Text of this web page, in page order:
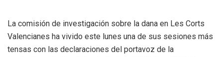
La comisión de investigación sobre la dana en Les Corts
Valencianes ha vivido este lunes una de sus sesiones más
tensas con las declaraciones del portavoz de la